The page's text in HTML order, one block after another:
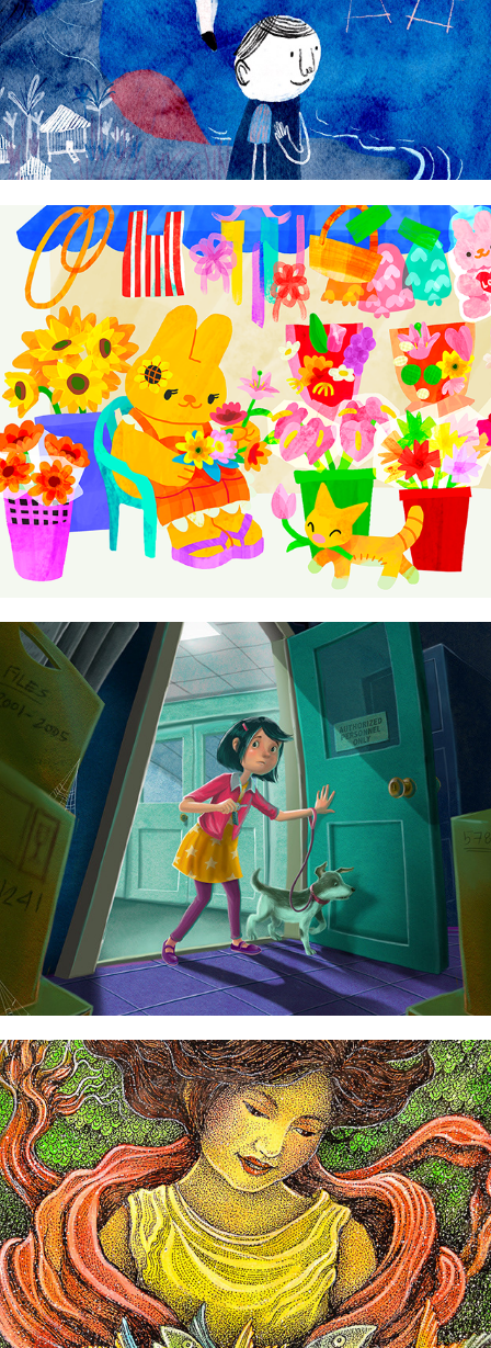
Jomer Haban
Jomike Tejido
Jonathan Ranola